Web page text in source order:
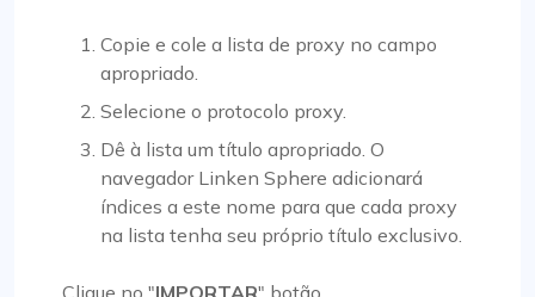
Copie e cole a lista de proxy no campo
apropriado.
Selecione o protocolo proxy.
Dê à lista um título apropriado. O
navegador Linken Sphere adicionará
índices a este nome para que cada proxy
na lista tenha seu próprio título exclusivo.
Clique no "IMPORTAR" botão.